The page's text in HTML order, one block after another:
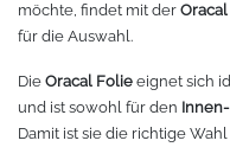
3D-Drucker
Oracal 970RA
Oracal 975
Mutoh
Summagraphic
Tüten
Ausrüstung und Kleidung
möchte, findet mit der
für die Auswahl.
Die Oracal Folie eignet sich
und ist sowohl für den
Damit ist sie die richtige